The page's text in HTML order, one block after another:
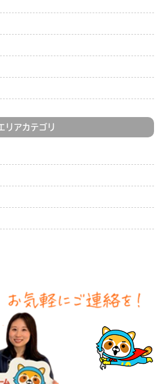
リアカテゴリ